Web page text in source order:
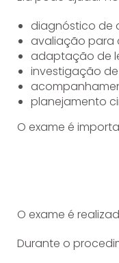
diagnóstico de
avaliação para
adaptação de
investigação
planejamento
O exame é
O exame é
Durante o